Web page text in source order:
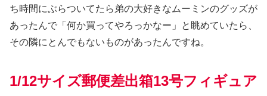
ち時間にぶらついてたら弟の大好きなムーミンのグッズが
あったんで「何か買ってやろっかなー」と眺めていたら、
その隣にとんでもないものがあったんですね。
1/12サイズ郵便差出箱13号フィギュア